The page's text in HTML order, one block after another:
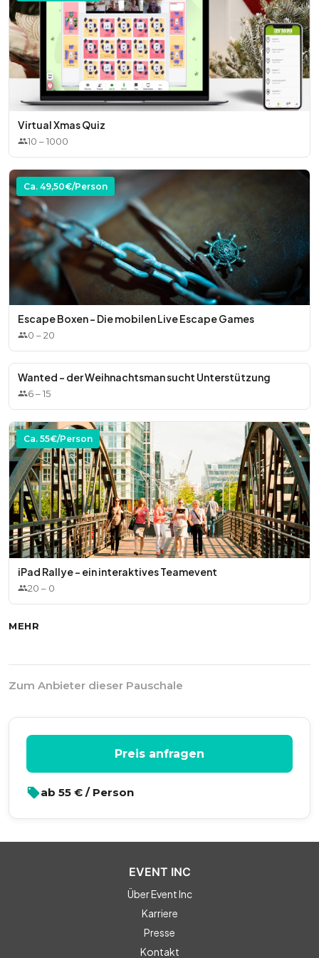
* Zubuchung mehrerer Spieltermine
Virtual Xmas Quiz
10 –1000
Ca. 49,50€/Person
Escape Boxen - Die mobilen Live Escape Games
0 –20
Wanted - der Weihnachtsman sucht Unterstützung
6–15
Ca. 55€/Person
iPad Rallye – ein interaktives Teamevent
20 – 0
MEHR
Zum Anbieter dieser Pauschale
Preis anfragen
ab 55 € / Person
EVENT INC
Über Event Inc
Karriere
Presse
Kontakt